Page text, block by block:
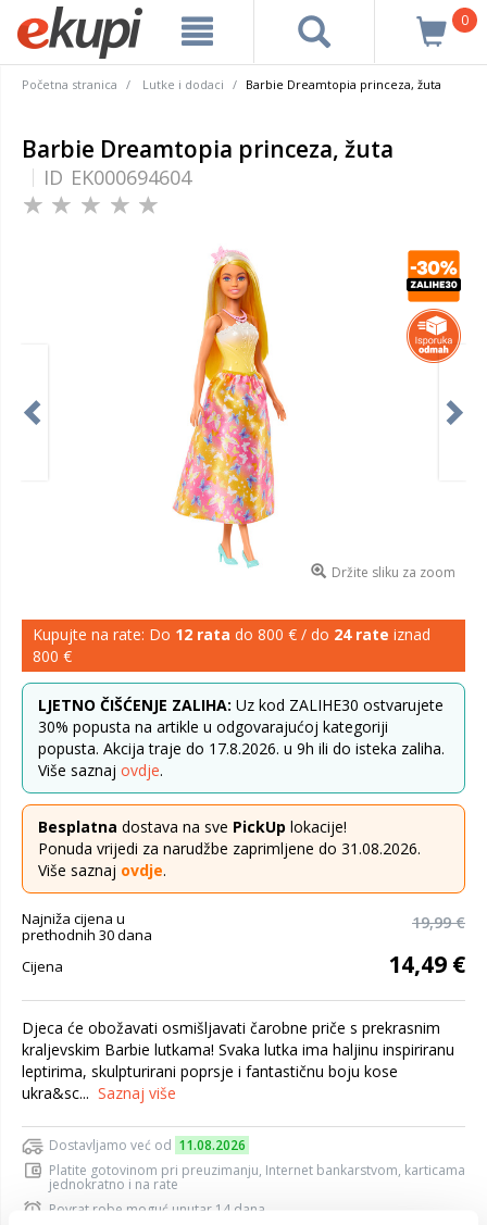
0
Početna stranica Lutke i dodaci Barbie Dreamtopia princeza, žuta
Barbie Dreamtopia princeza, žuta
ID EK000694604
Držite sliku za zoom
Kupujte na rate: Do 12 rata do 800 € / do 24 rate iznad
800 €
LJETNO ČIŠĆENJE ZALIHA: Uz kod ZALIHE30 ostvarujete
30% popusta na artikle u odgovarajućoj kategoriji
popusta. Akcija traje do 17.8.2026. u 9h ili do isteka zaliha.
Više saznaj ovdje.
Besplatna dostava na sve PickUp lokacije!
Ponuda vrijedi za narudžbe zaprimljene do 31.08.2026.
Više saznaj ovdje.
Najniža cijena u
prethodnih 30 dana
19,99 €
Cijena 14,49 €
Djeca će obožavati osmišljavati čarobne priče s prekrasnim
kraljevskim Barbie lutkama! Svaka lutka ima haljinu inspiriranu
leptirima, skulpturirani poprsje i fantastičnu boju kose
ukra&sc... Saznaj više
Dostavljamo već od 11.08.2026
Platite gotovinom pri preuzimanju, Internet bankarstvom, karticama
jednokratno i na rate
Povrat robe moguć unutar 14 dana